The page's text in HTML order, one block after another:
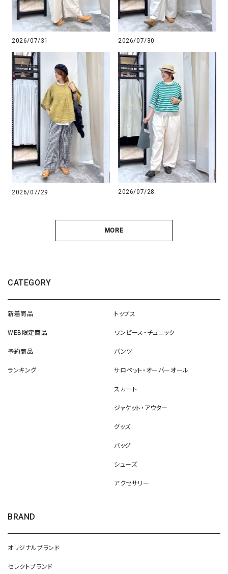
2026/07/31 2026/07/30
2026/07/29 2026/07/28
MORE
CATEGORY
新着商品
WEB限定商品
予約商品
ランキング
トップス
ワンピース・チュニック
パンツ
サロペット・オーバーオール
スカート
ジャケット・アウター
グッズ
バッグ
シューズ
アクセサリー
BRAND
オリジナルブランド
セレクトブランド